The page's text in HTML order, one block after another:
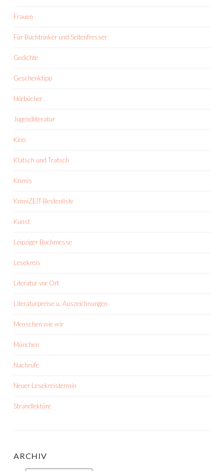
Frauen
Für Buchtrinker und Seitenfresser
Gedichte
Geschenktipp
Hörbücher
Jugendliteratur
Kino
Klatsch und Tratsch
Krimis
KrimiZEIT-Bestenliste
Kunst
Leipziger Buchmesse
Lesekreis
Literatur vor Ort
Literaturpreise u. Auszeichnungen
Menschen wie wir
München
Nachrufe
Neuer Lesekreistermin
Strandlektüre
ARCHIV